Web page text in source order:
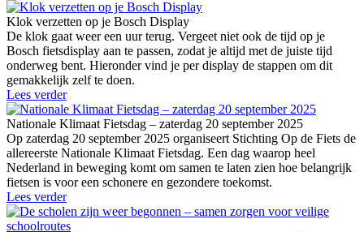
Klok verzetten op je Bosch Display
De klok gaat weer een uur terug. Vergeet niet ook de tijd op je
Bosch fietsdisplay aan te passen, zodat je altijd met de juiste tijd
onderweg bent. Hieronder vind je per display de stappen om dit
gemakkelijk zelf te doen.
Lees verder
Nationale Klimaat Fietsdag – zaterdag 20 september 2025
Op zaterdag 20 september 2025 organiseert Stichting Op de Fiets de
allereerste Nationale Klimaat Fietsdag. Een dag waarop heel
Nederland in beweging komt om samen te laten zien hoe belangrijk
fietsen is voor een schonere en gezondere toekomst.
Lees verder